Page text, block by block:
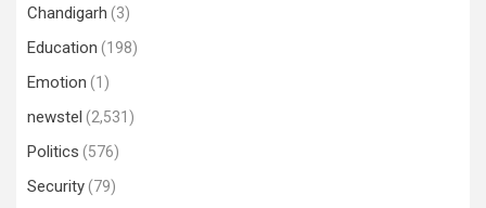
Chandigarh (3)
Education (198)
Emotion (1)
newstel (2,531)
Politics (576)
Security(79)